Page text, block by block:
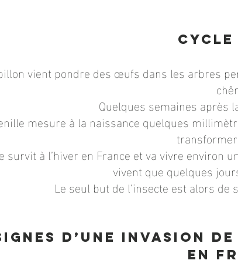
Cycle
vient pondre des œufs dans les arbres
Quelques semaines après
mesure à la naissance quelques
survit à l’hiver en France et va vivre environ
vivent que quelques
Le seul but de l’insecte est alors
d’une invasion
en